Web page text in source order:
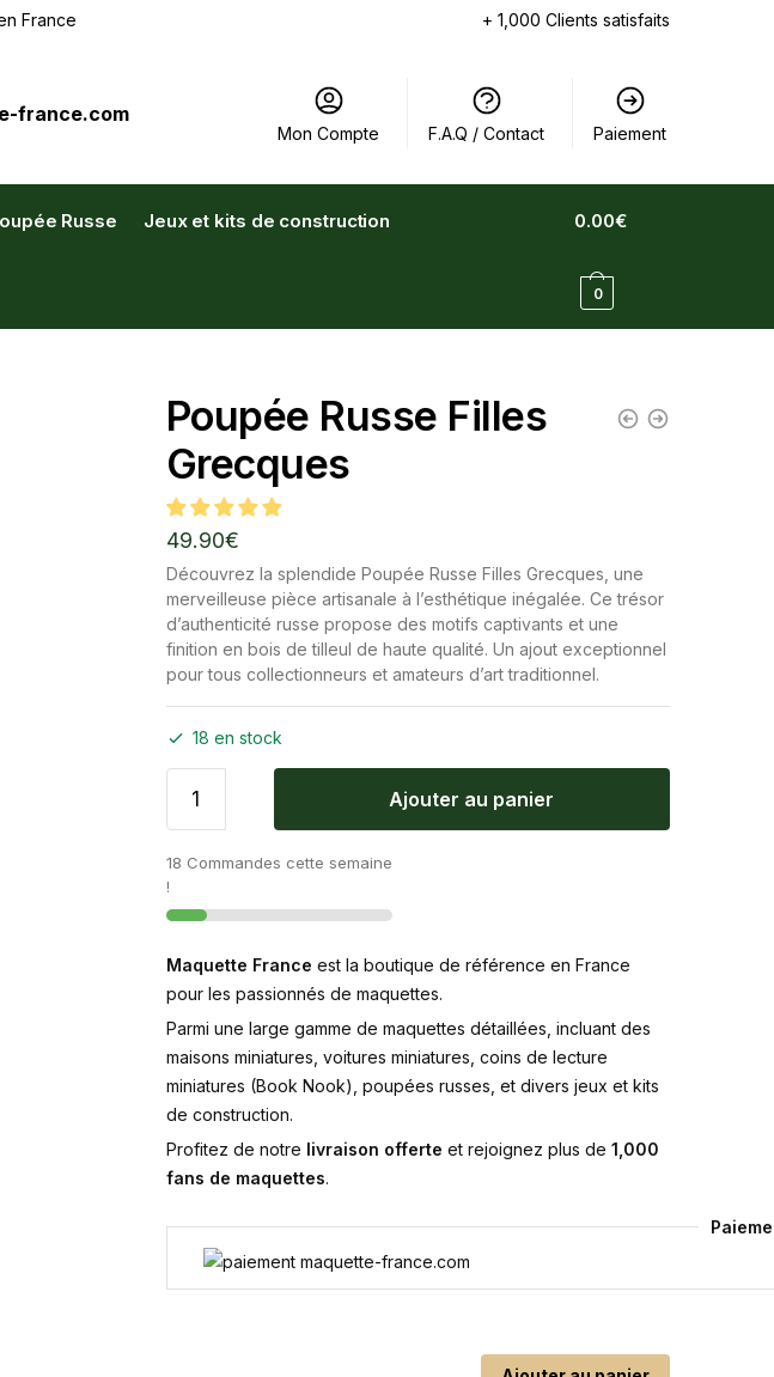
France + 1,000 Clients satisfaits
Mon Compte F.A.Q / Contact Paiement
Russe Jeux et kits de construction 0.00€
0
Poupée Russe Filles
Grecques
49.90€
Découvrez la splendide Poupée Russe Filles Grecques, une
merveilleuse pièce artisanale à l’esthétique inégalée. Ce trésor
d’authenticité russe propose des motifs captivants et une
finition en bois de tilleul de haute qualité. Un ajout exceptionnel
pour tous collectionneurs et amateurs d’art traditionnel.
18 en stock
Ajouter au panier
18 Commandes cette semaine
!
Maquette France est la boutique de référence en France
pour les passionnés de maquettes.
Parmi une large gamme de maquettes détaillées, incluant des
maisons miniatures, voitures miniatures, coins de lecture
miniatures (Book Nook), poupées russes, et divers jeux et kits
de construction.
Profitez de notre livraison offerte et rejoignez plus de 1,000
fans de maquettes.